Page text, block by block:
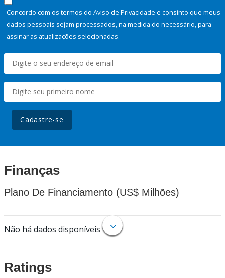
Concordo com os termos do Aviso de Privacidade e consinto que meus
dados pessoais sejam processados, na medida do necessário, para
assinar as atualizações selecionadas.
Cadastre-se
Finanças
Plano De Financiamento (US$ Milhões)
Não há dados disponíveis
Ratings